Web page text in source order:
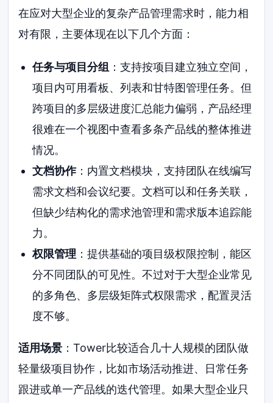
在应对大型企业的复杂产品管理需求时，能力相
对有限，主要体现在以下几个方面：
任务与项目分组 ：支持按项目建立独立空间，
项目内可用看板、列表和甘特图管理任务。但
跨项目的多层级进度汇总能力偏弱，产品经理
很难在一个视图中查看多条产品线的整体推进
情况。
文档协作：内置文档模块，支持团队在线编写
需求文档和会议纪要。文档可以和任务关联，
但缺少结构化的需求池管理和需求版本追踪能
力。
权限管理 ：提供基础的项目级权限控制，能区
分不同团队的可见性。不过对于大型企业常见
的多角色、多层级矩阵式权限需求，配置灵活
度不够。
适用场景 ：Tower比较适合几十人规模的团队做
轻量级项目协作，比如市场活动推进、日常任务
跟进或单一产品线的迭代管理。如果大型企业只